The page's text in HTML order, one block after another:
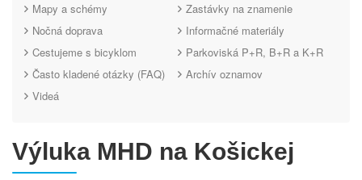
Mapy a schémy
Zastávky na znamenie
Nočná doprava
Informačné materiály
Cestujeme s bicyklom
Parkoviská P+R, B+R a K+R
Často kladené otázky (FAQ)
Archív oznamov
Videá
Výluka MHD na Košickej